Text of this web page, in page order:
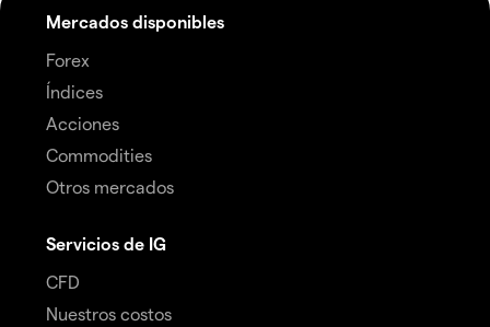
Mercados disponibles
Forex
Índices
Acciones
Commodities
Otros mercados
Servicios de IG
CFD
Nuestros costos